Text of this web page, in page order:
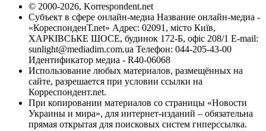
© 2000-2026, Korrespondent.net
Субъект в сфере онлайн-медиа Название онлайн-медиа -
«КореспонденТ.net» Адрес: 02091, місто Київ,
ХАРКІВСЬКЕ ШОСЕ, будинок 172-Б, офіс 208/1 E-mail:
sunlight@mediadim.com.ua Телефон: 044-205-43-00
Идентификатор медиа - R40-06068
Использование любых материалов, размещённых на
сайте, разрешается при условии ссылки на
Корреспондент.net.
При копировании материалов со страницы «Новости
Украины и мира», для интернет-изданий – обязательна
прямая открытая для поисковых систем гиперссылка.